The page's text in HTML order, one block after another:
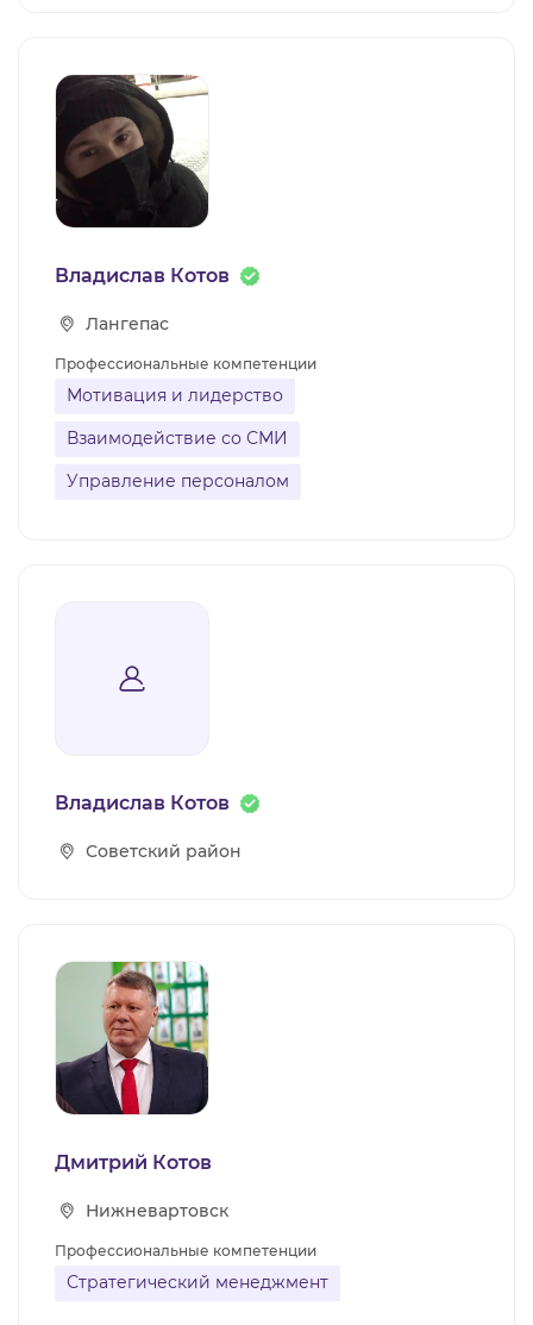
Владислав Котов
Лангепас
Профессиональные компетенции
Мотивация и лидерство
Взаимодействие со СМИ
Управление персоналом
Владислав Котов
Советский район
Дмитрий Котов
Нижневартовск
Профессиональные компетенции
Стратегический менеджмент